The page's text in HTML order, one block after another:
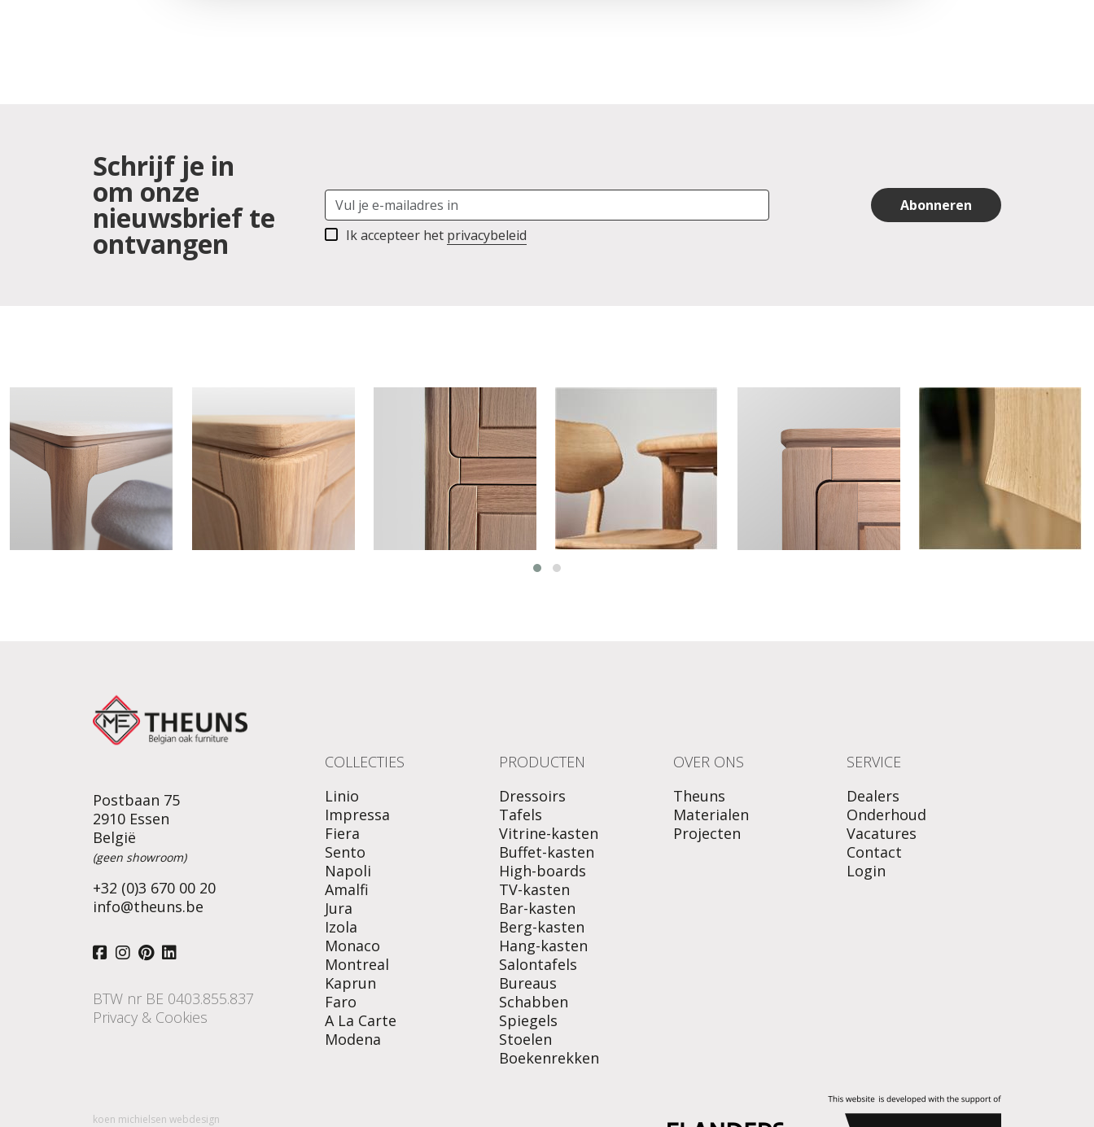
Schrijf je in
om onze
nieuwsbrief te
ontvangen Ik accepteer het privacybeleid
Abonneren
Postbaan 75
2910 Essen
België
(geen showroom)
+32 (0)3 670 00 20
info@theuns.be
BTW nr BE 0403.855.837
Privacy & Cookies
COLLECTIES
Linio
Impressa
Fiera
Sento
Napoli
Amalfi
Jura
Izola
Monaco
Montreal
Kaprun
Faro
A La Carte
Modena
PRODUCTEN
Dressoirs
Tafels
Vitrine-kasten
Buffet-kasten
High-boards
TV-kasten
Bar-kasten
Berg-kasten
Hang-kasten
Salontafels
Bureaus
Schabben
Spiegels
Stoelen
Boekenrekken
OVER ONS
Theuns
Materialen
Projecten
SERVICE
Dealers
Onderhoud
Vacatures
Contact
Login
koen michielsen webdesign